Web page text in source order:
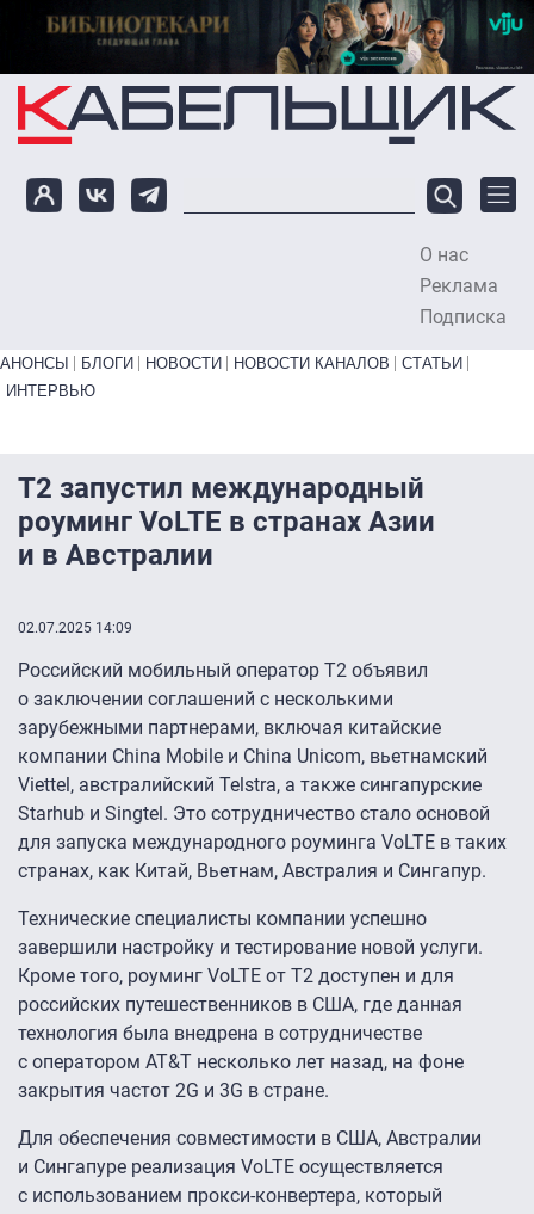
Перейти к основному содержанию
О нас
Реклама
Подписка
Primary links bottom
АНОНСЫ БЛОГИ НОВОСТИ НОВОСТИ КАНАЛОВ
СТАТЬИ
ИНТЕРВЬЮ
Т2 запустил международный
роуминг VoLTE в странах Азии
и в Австралии
02.07.2025 14:09
Российский мобильный оператор Т2 объявил
о заключении соглашений с несколькими
зарубежными партнерами, включая китайские
компании China Mobile и China Unicom, вьетнамский
Viettel, австралийский Telstra, а также сингапурские
Starhub и Singtel. Это сотрудничество стало основой
для запуска международного роуминга VoLTE в таких
странах, как Китай, Вьетнам, Австралия и Сингапур.
Технические специалисты компании успешно
завершили настройку и тестирование новой услуги.
Кроме того, роуминг VoLTE от Т2 доступен и для
российских путешественников в США, где данная
технология была внедрена в сотрудничестве
с оператором AT&T несколько лет назад, на фоне
закрытия частот 2G и 3G в стране.
Для обеспечения совместимости в США, Австралии
и Сингапуре реализация VoLTE осуществляется
с использованием прокси-конвертера, который